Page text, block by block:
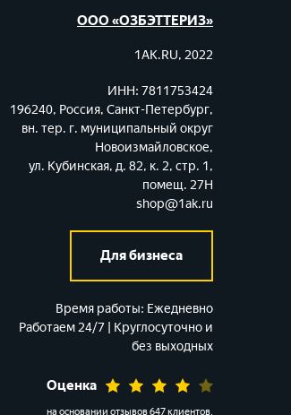
ООО «ОЗБЭТТЕРИЗ»
1AK.RU, 2022
ИНН: 7811753424
196240, Россия, Санкт-Петербург,
вн. тер. г. муниципальный округ
Новоизмайловское,
ул. Кубинская, д. 82, к. 2, стр. 1,
помещ. 27Н
shop@1ak.ru
Для бизнеса
Время работы: Ежедневно
Работаем 24/7 | Круглосуточно и
без выходных
Оценка
на основании отзывов647 клиентов.